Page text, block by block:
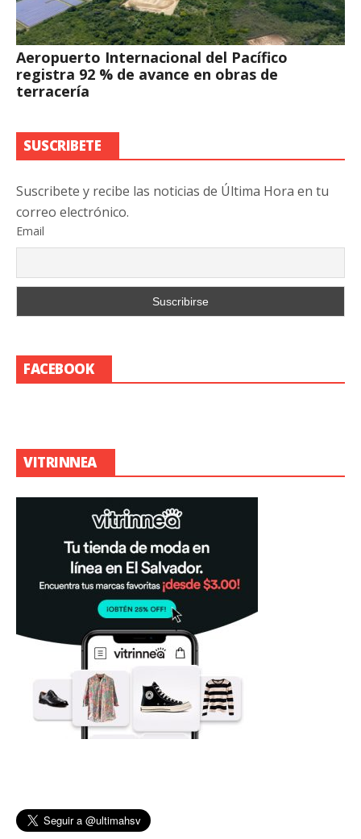
Aeropuerto Internacional del Pacífico
registra 92 % de avance en obras de
terracería
SUSCRIBETE
Suscribete y recibe las noticias de Última Hora en tu
correo electrónico.
Email
FACEBOOK
VITRINNEA